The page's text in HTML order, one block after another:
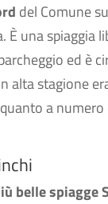
del Comune
È una spiaggia
ed è
alta stagione
a
belle spiagge